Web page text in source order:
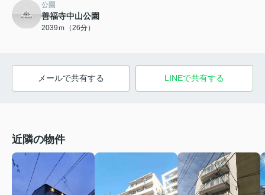
公園
善福寺中山公園
2039ｍ（26分）
メールで共有する LINEで共有する
近隣の物件